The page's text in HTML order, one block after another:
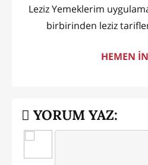
Leziz Yemeklerim
birbirinden leziz
HEMEN
YORUM YAZ: